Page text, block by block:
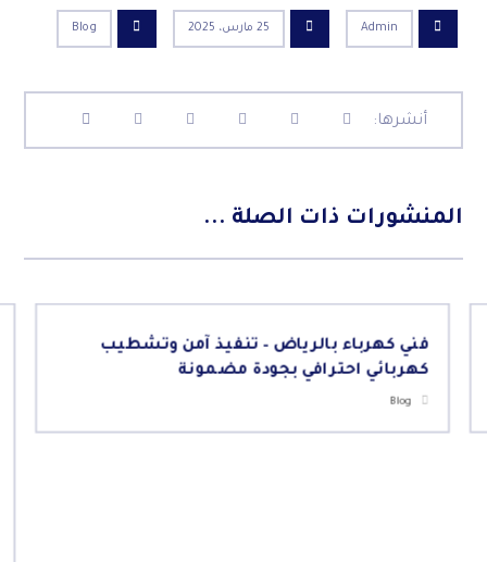
Admin 25 مارس، 2025 Blog
المنشورات ذات الصلة ...
فني كهرباء بالرياض – تنفيذ آمن وتشطيب
كهربائي احترافي بجودة مضمونة
Blog